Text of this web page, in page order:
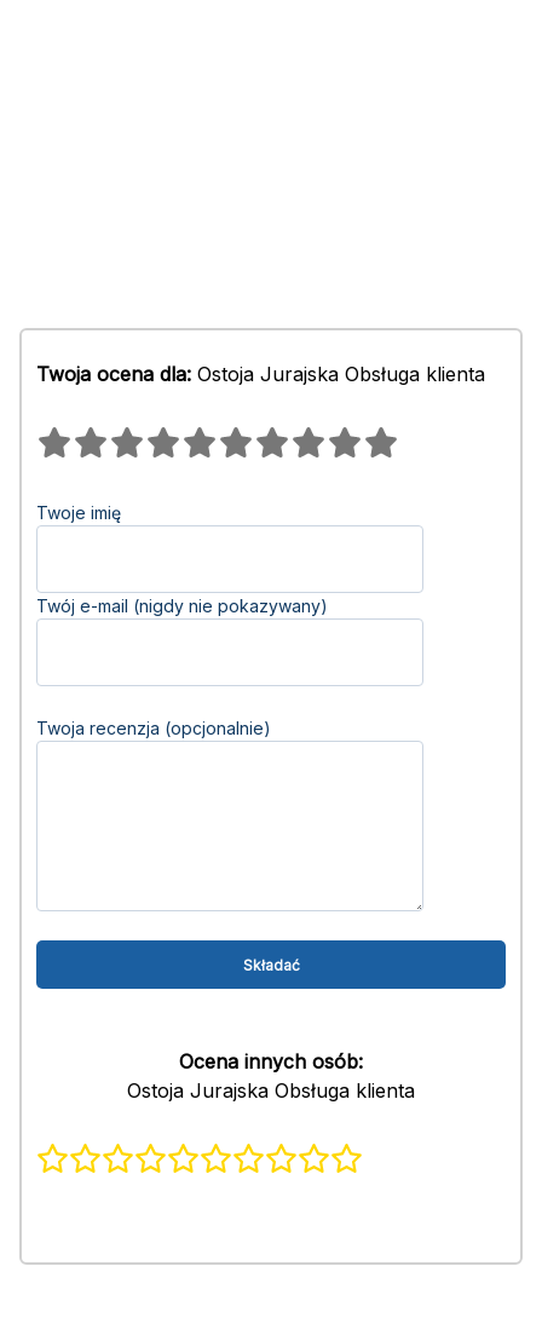
Twoja ocena dla: Ostoja Jurajska Obsługa klienta
Twoje imię
Twój e-mail (nigdy nie pokazywany)
Twoja recenzja (opcjonalnie)
Ocena innych osób:
Ostoja Jurajska Obsługa klienta